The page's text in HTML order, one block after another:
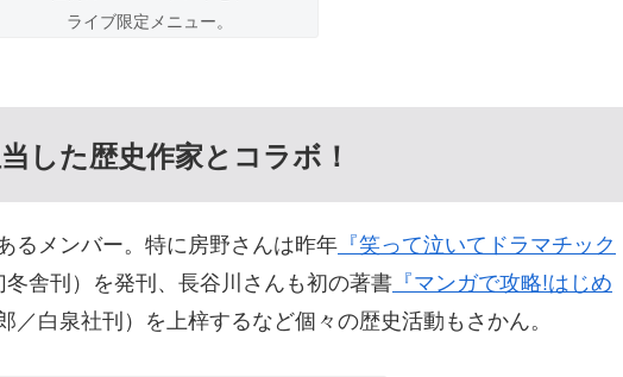
ライブ限定メニュー。
した歴史作家とコラボ！
るメンバー。特に房野さんは昨年 『笑って泣いてドラマチック
冬舎刊）を発刊、長谷川さんも初の著書 『マンガで攻略!はじめ
／白泉社刊）を上梓するなど個々の歴史活動もさかん。